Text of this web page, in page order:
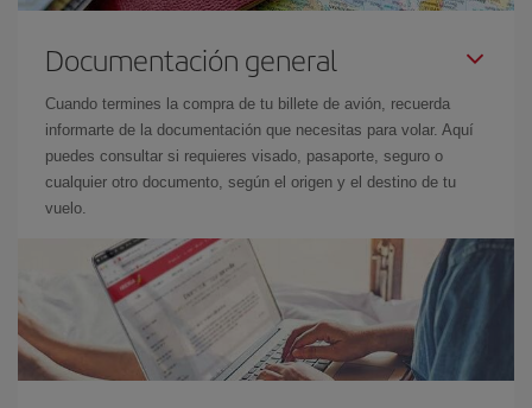
Documentación general
Cuando termines la compra de tu billete de avión, recuerda
informarte de la documentación que necesitas para volar. Aquí
puedes consultar si requieres visado, pasaporte, seguro o
cualquier otro documento, según el origen y el destino de tu
vuelo.